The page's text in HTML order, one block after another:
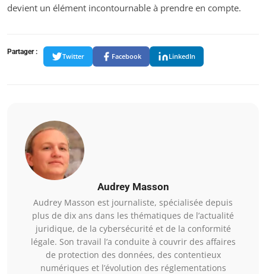
devient un élément incontournable à prendre en compte.
Partager :
Twitter Facebook LinkedIn
Audrey Masson
Audrey Masson est journaliste, spécialisée depuis
plus de dix ans dans les thématiques de l’actualité
juridique, de la cybersécurité et de la conformité
légale. Son travail l’a conduite à couvrir des affaires
de protection des données, des contentieux
numériques et l’évolution des réglementations